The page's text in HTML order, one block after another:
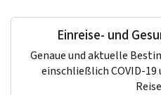
Einreise- und
Genaue und aktuelle
einschließlich COVID-